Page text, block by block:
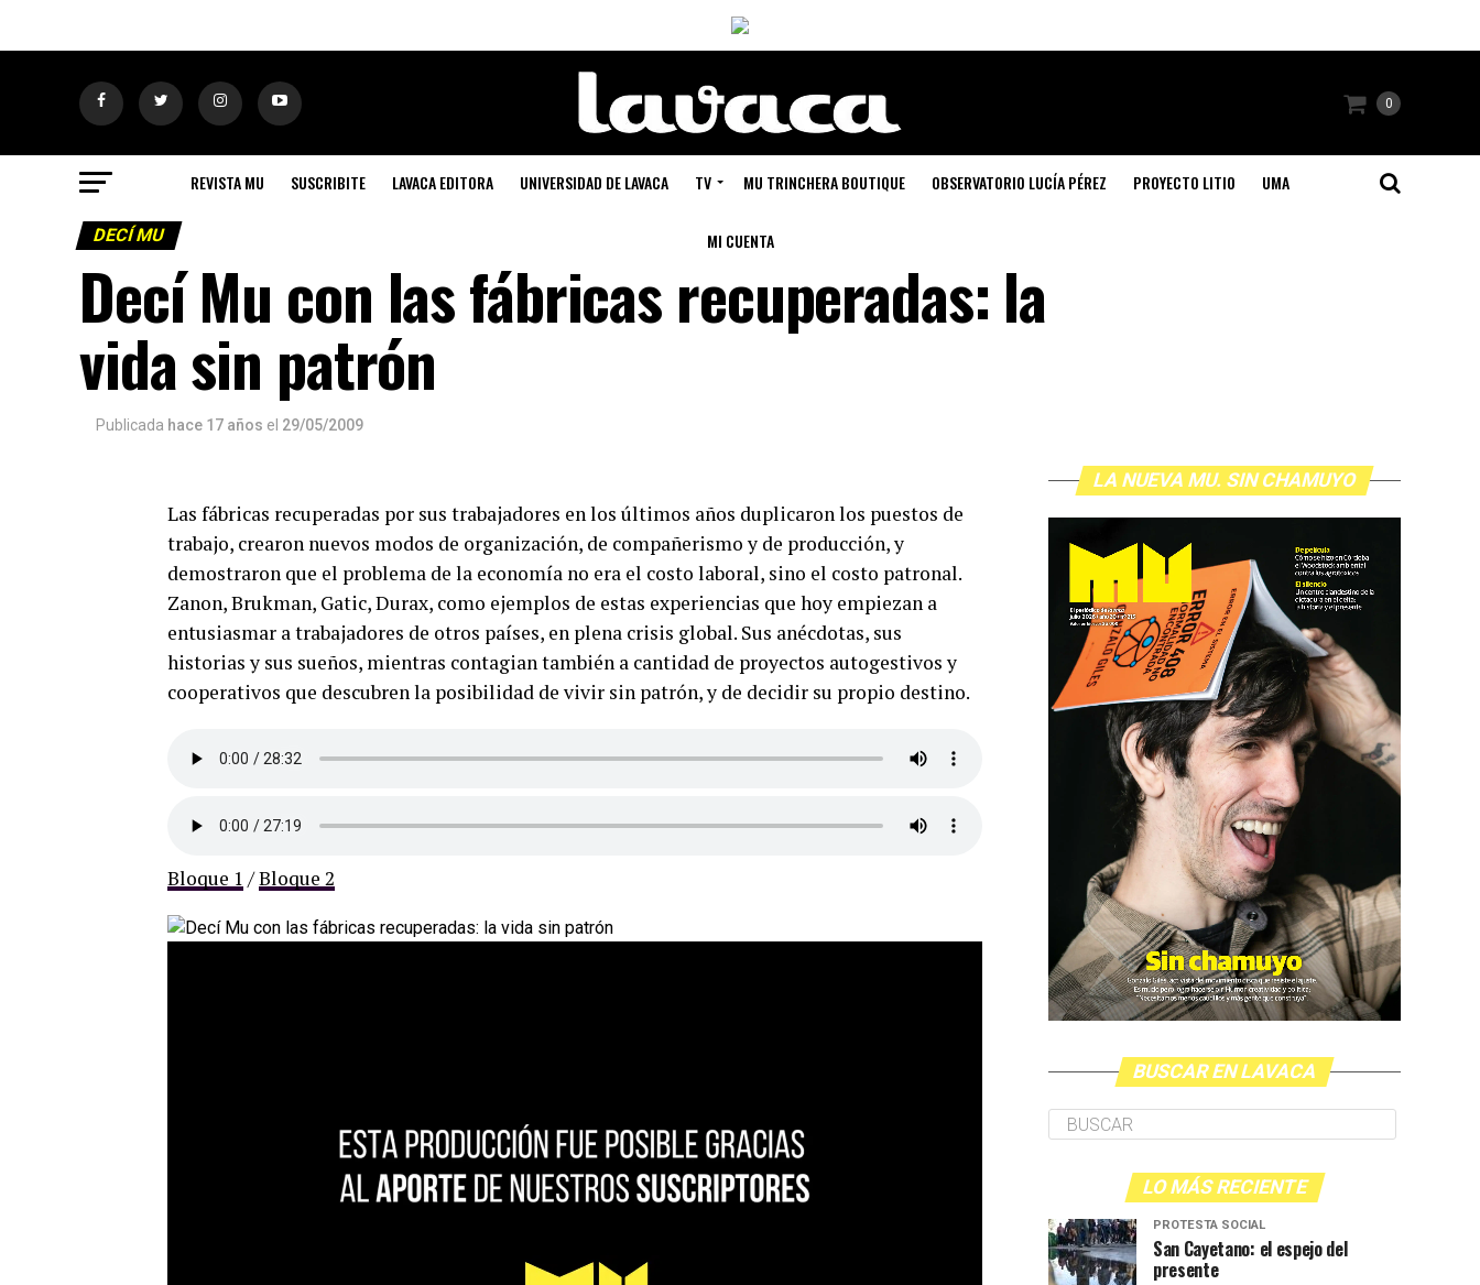
0
REVISTA MU SUSCRIBITE LAVACA EDITORA UNIVERSIDAD DE LAVACA TV MU TRINCHERA BOUTIQUE OBSERVATORIO LUCÍA PÉREZ PROYECTO LITIO UMA
MI CUENTA
DECÍ MU
Decí Mu con las fábricas recuperadas: la
vida sin patrón
Publicada hace 17 años el 29/05/2009
Las fábricas recuperadas por sus trabajadores en los últimos años duplicaron los puestos de
trabajo, crearon nuevos modos de organización, de compañerismo y de producción, y
demostraron que el problema de la economía no era el costo laboral, sino el costo patronal.
Zanon, Brukman, Gatic, Durax, como ejemplos de estas experiencias que hoy empiezan a
entusiasmar a trabajadores de otros países, en plena crisis global. Sus anécdotas, sus
historias y sus sueños, mientras contagian también a cantidad de proyectos autogestivos y
cooperativos que descubren la posibilidad de vivir sin patrón, y de decidir su propio destino.
Bloque 1 /Bloque 2
LA NUEVA MU. SIN CHAMUYO
BUSCAR EN LAVACA
LO MÁS RECIENTE
PROTESTA SOCIAL
San Cayetano: el espejo del
presente